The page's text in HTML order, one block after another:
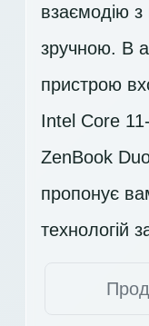
взаємодію
зручною. В
пристрою
Intel Core
ZenBook
пропонує
технологій